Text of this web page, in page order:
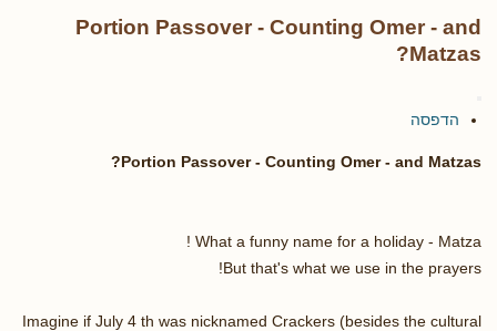
Portion Passover - Counting Omer - and
Matzas?
הדפסה
Portion Passover - Counting Omer - and Matzas?
What a funny name for a holiday - Matza !
But that's what we use in the prayers!
Imagine if July 4 th was nicknamed Crackers (besides the cultural